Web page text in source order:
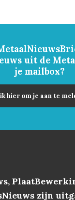
uit de
je mailbox?
hier om je aan te
zijn